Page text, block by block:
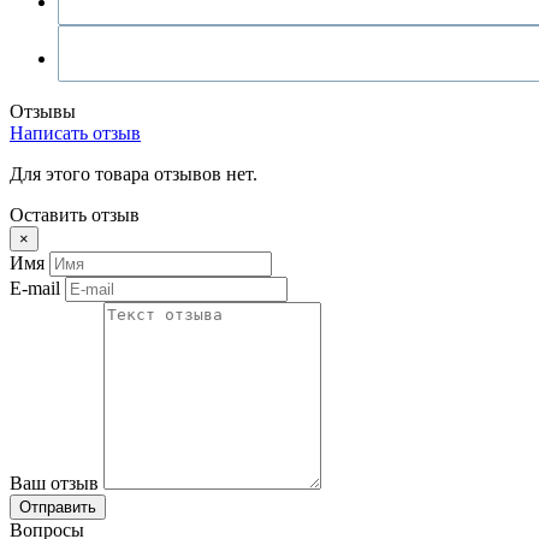
Отзывы
Написать отзыв
Для этого товара отзывов нет.
Оставить отзыв
×
Имя
E-mail
Ваш отзыв
Отправить
Вопросы